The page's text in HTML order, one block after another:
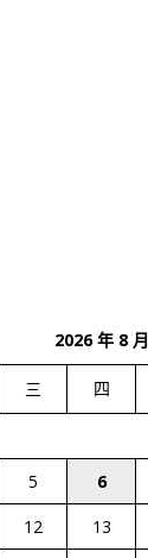
2026 年 8 月
三 四
5 6
12 13